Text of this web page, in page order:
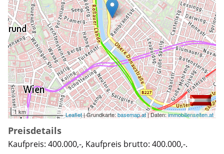
1 km Leaflet| Grundkarte:basemap.at| Daten:immobilienseiten.at
Preisdetails
Kaufpreis: 400.000,-, Kaufpreis brutto: 400.000,-.